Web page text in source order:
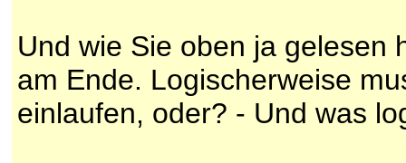
Und wie Sie oben ja gelesen
am Ende. Logischerweise
einlaufen, oder? - Und was